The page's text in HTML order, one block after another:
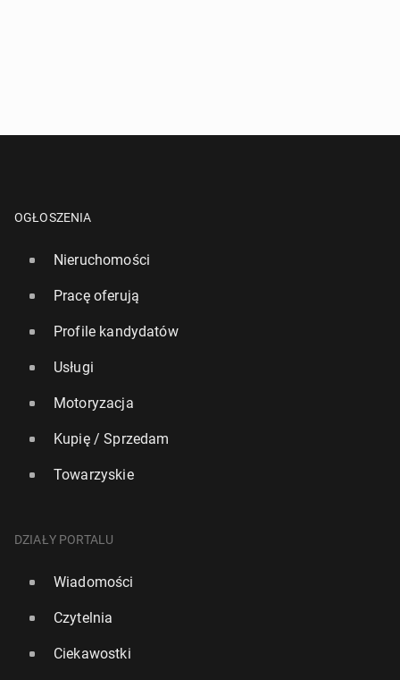
OGŁOSZENIA
Nieruchomości
Pracę oferują
Profile kandydatów
Usługi
Motoryzacja
Kupię / Sprzedam
Towarzyskie
DZIAŁY PORTALU
Wiadomości
Czytelnia
Ciekawostki